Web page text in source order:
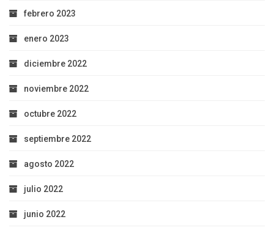
febrero 2023
enero 2023
diciembre 2022
noviembre 2022
octubre 2022
septiembre 2022
agosto 2022
julio 2022
junio 2022